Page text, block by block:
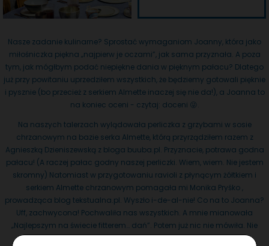
Nasze zadanie kulinarne? Sprostać wymaganiom Joanny, która jako
miłośniczka piękna „najpierw je oczami”, jak sama przyznała. A poza
tym, jak mógłbym podać niepiękne dania w pięknym pałacu? Dlatego
już przy powitaniu uprzedziłem wszystkich, że będziemy gotowali pięknie
i pysznie (bo przecież z serkiem Almette inaczej się nie da!), a Joanna to
na koniec oceni - czytaj: doceni 😜.
Na naszych talerzach wylądowała perliczka z grzybami w sosie
chrzanowym na bazie serka Almette, którą przyrządziłem razem z
Agnieszką Dzieniszewską z bloga buuba.pl. Przyznacie, potrawa godna
pałacu! (A raczej pałac godny naszej perliczki. Wiem, wiem. Nie jestem
skromny) Natomiast w przygotowaniu ravioli z płynącym żółtkiem i
serkiem Almette chrzanowym pomagała mi Monika Pryśko ,
prowadząca blog tekstualna.pl. Wyszło i-de-al-nie! Co na to Joanna?
Uff, zachwycona! Pochwaliła nas wszystkich. A mnie mianowała
„Najlepszym na świecie fitterem… dań”. Potem już nic nie mówiła. Nie
miała czasu - zajęta zajadaniem się.